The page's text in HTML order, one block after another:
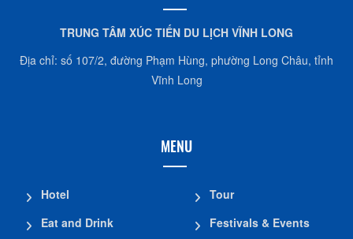
TRUNG TÂM XÚC TIẾN DU LỊCH VĨNH LONG
Địa chỉ: số 107/2, đường Phạm Hùng, phường Long Châu, tỉnh
Vĩnh Long
MENU
Hotel
Eat and Drink
Tour
Festivals & Events